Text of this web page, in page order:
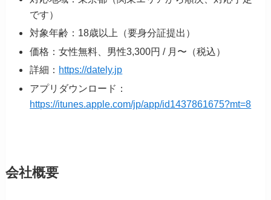
です）
対象年齢：18歳以上（要身分証提出）
価格：女性無料、男性3,300円 / 月〜（税込）
詳細： https://dately.jp
アプリダウンロード：
https://itunes.apple.com/jp/app/id1437861675?mt=8
会社概要